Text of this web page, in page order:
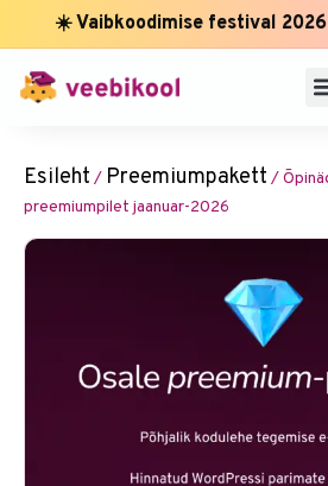
☀️ Vaibkoodimise festival 2026
Esileht / Preemiumpakett /
preemiumpilet jaanuar-2026